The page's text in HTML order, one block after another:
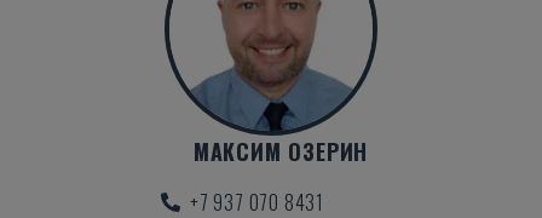
МАКСИМ ОЗЕРИН
+7 937 070 8431